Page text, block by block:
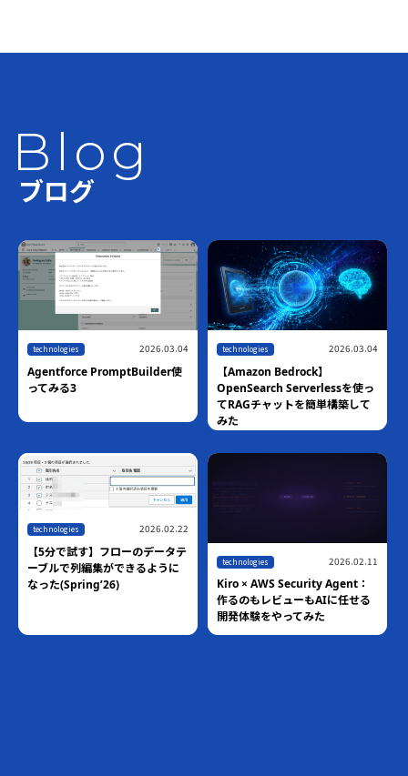
Blog
ブログ
technologies 2026.03.04
Agentforce PromptBuilder使
ってみる3
technologies 2026.03.04
【Amazon Bedrock】
OpenSearch Serverlessを使っ
てRAGチャットを簡単構築して
みた
technologies 2026.02.22
【5分で試す】フローのデータテ
ーブルで列編集ができるように
なった(Spring’26)
technologies 2026.02.11
Kiro × AWS Security Agent：
作るのもレビューもAIに任せる
開発体験をやってみた